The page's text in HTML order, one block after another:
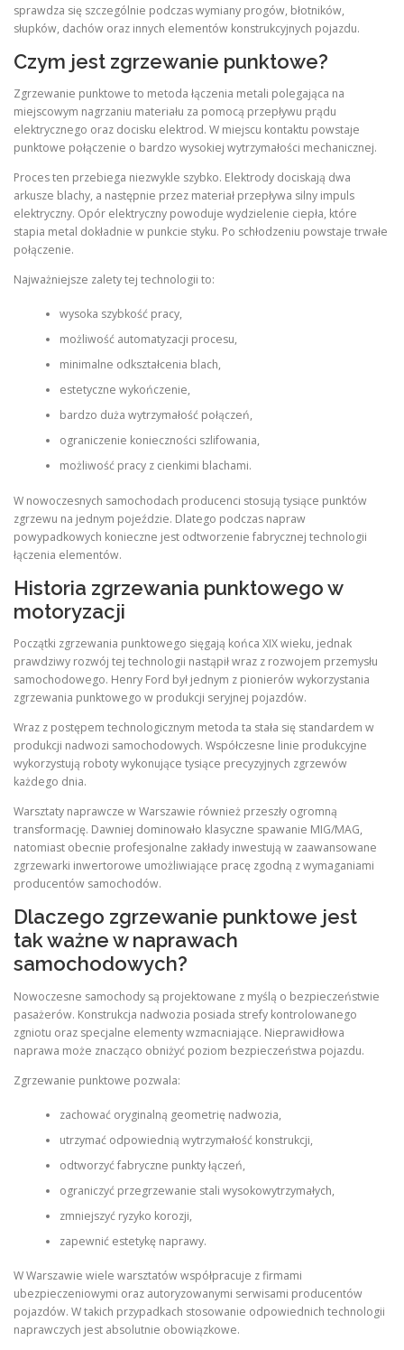
sprawdza się szczególnie podczas wymiany progów, błotników,
słupków, dachów oraz innych elementów konstrukcyjnych pojazdu.
Czym jest zgrzewanie punktowe?
Zgrzewanie punktowe to metoda łączenia metali polegająca na
miejscowym nagrzaniu materiału za pomocą przepływu prądu
elektrycznego oraz docisku elektrod. W miejscu kontaktu powstaje
punktowe połączenie o bardzo wysokiej wytrzymałości mechanicznej.
Proces ten przebiega niezwykle szybko. Elektrody dociskają dwa
arkusze blachy, a następnie przez materiał przepływa silny impuls
elektryczny. Opór elektryczny powoduje wydzielenie ciepła, które
stapia metal dokładnie w punkcie styku. Po schłodzeniu powstaje trwałe
połączenie.
Najważniejsze zalety tej technologii to:
wysoka szybkość pracy,
możliwość automatyzacji procesu,
minimalne odkształcenia blach,
estetyczne wykończenie,
bardzo duża wytrzymałość połączeń,
ograniczenie konieczności szlifowania,
możliwość pracy z cienkimi blachami.
W nowoczesnych samochodach producenci stosują tysiące punktów
zgrzewu na jednym pojeździe. Dlatego podczas napraw
powypadkowych konieczne jest odtworzenie fabrycznej technologii
łączenia elementów.
Historia zgrzewania punktowego w
motoryzacji
Początki zgrzewania punktowego sięgają końca XIX wieku, jednak
prawdziwy rozwój tej technologii nastąpił wraz z rozwojem przemysłu
samochodowego. Henry Ford był jednym z pionierów wykorzystania
zgrzewania punktowego w produkcji seryjnej pojazdów.
Wraz z postępem technologicznym metoda ta stała się standardem w
produkcji nadwozi samochodowych. Współczesne linie produkcyjne
wykorzystują roboty wykonujące tysiące precyzyjnych zgrzewów
każdego dnia.
Warsztaty naprawcze w Warszawie również przeszły ogromną
transformację. Dawniej dominowało klasyczne spawanie MIG/MAG,
natomiast obecnie profesjonalne zakłady inwestują w zaawansowane
zgrzewarki inwertorowe umożliwiające pracę zgodną z wymaganiami
producentów samochodów.
Dlaczego zgrzewanie punktowe jest
tak ważne w naprawach
samochodowych?
Nowoczesne samochody są projektowane z myślą o bezpieczeństwie
pasażerów. Konstrukcja nadwozia posiada strefy kontrolowanego
zgniotu oraz specjalne elementy wzmacniające. Nieprawidłowa
naprawa może znacząco obniżyć poziom bezpieczeństwa pojazdu.
Zgrzewanie punktowe pozwala:
zachować oryginalną geometrię nadwozia,
utrzymać odpowiednią wytrzymałość konstrukcji,
odtworzyć fabryczne punkty łączeń,
ograniczyć przegrzewanie stali wysokowytrzymałych,
zmniejszyć ryzyko korozji,
zapewnić estetykę naprawy.
W Warszawie wiele warsztatów współpracuje z firmami
ubezpieczeniowymi oraz autoryzowanymi serwisami producentów
pojazdów. W takich przypadkach stosowanie odpowiednich technologii
naprawczych jest absolutnie obowiązkowe.